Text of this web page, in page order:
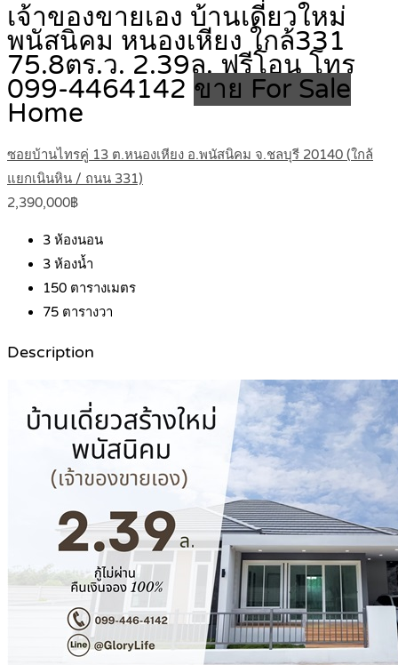
เจ้าของขายเอง บ้านเดี่ยวใหม่
พนัสนิคม หนองเหียง ใกล้331
75.8ตร.ว. 2.39ล. ฟรีโอน โทร
099-4464142 ขาย For Sale
Home
ซอยบ้านไทรคู่ 13 ต.หนองเหียง อ.พนัสนิคม จ.ชลบุรี 20140 (ใกล้
แยกเนินหิน / ถนน 331)
2,390,000฿
3 ห้องนอน
3 ห้องน้ำ
150 ตารางเมตร
75 ตารางวา
Description